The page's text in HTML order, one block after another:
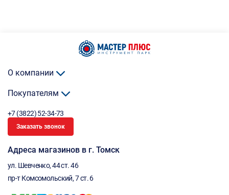
О компании
Покупателям
+7 (3822) 52-34-73
Заказать звонок
Адреса магазинов в г. Томск
ул. Шевченко, 44 ст. 46
пр-т Комсомольский, 7 ст. 6